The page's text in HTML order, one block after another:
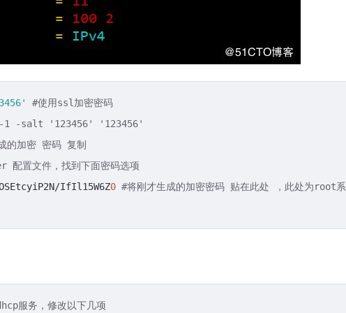
#使用ssl加密密码
-1 -salt '123456' '123456'
的加密 密码 复制
配置文件，找到下面密码选项
IfIl15W6Z0 #将刚才生成的加密密码 贴在此处 ，此处为root系
服务，修改以下几项